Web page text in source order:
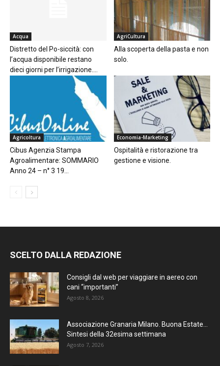
Acqua
Distretto del Po-siccità: con
l’acqua disponibile restano
dieci giorni per l’irrigazione....
AgriCultura
Alla scoperta della pasta e non
solo.
Agricoltura
Cibus Agenzia Stampa
Agroalimentare: SOMMARIO
Anno 24 – n° 3 19...
Economia-Marketing
Ospitalità e ristorazione tra
gestione e visione.
SCELTO DALLA REDAZIONE
Consigli dal web per viaggiare in aereo con
cani “importanti”
Agosto 8, 2026
Associazione Granaria Milano. Buona Estate…
Sintesi della 32esima settimana
Agosto 7, 2026